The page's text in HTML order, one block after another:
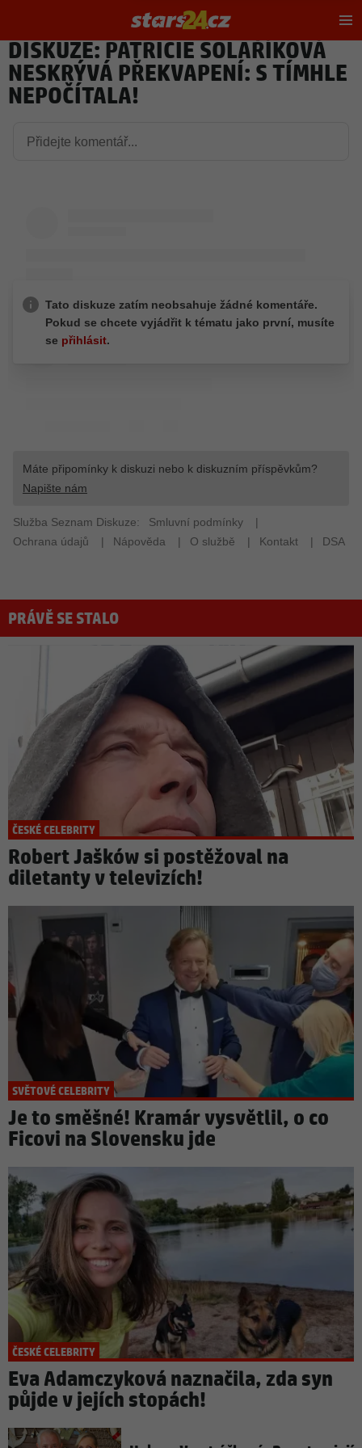
DISKUZE: PATRICIE SOLAŘÍKOVÁ
NESKRÝVÁ PŘEKVAPENÍ: S TÍMHLE
NEPOČÍTALA!
PRÁVĚ SE STALO
ČESKÉ CELEBRITY
Robert Jašków si postěžoval na
diletanty v televizích!
SVĚTOVÉ CELEBRITY
Je to směšné! Kramár vysvětlil, o co
Ficovi na Slovensku jde
ČESKÉ CELEBRITY
Eva Adamczyková naznačila, zda syn
půjde v jejích stopách!